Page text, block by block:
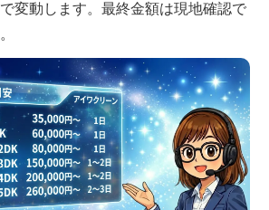
変動します。最終金額は現地確認で